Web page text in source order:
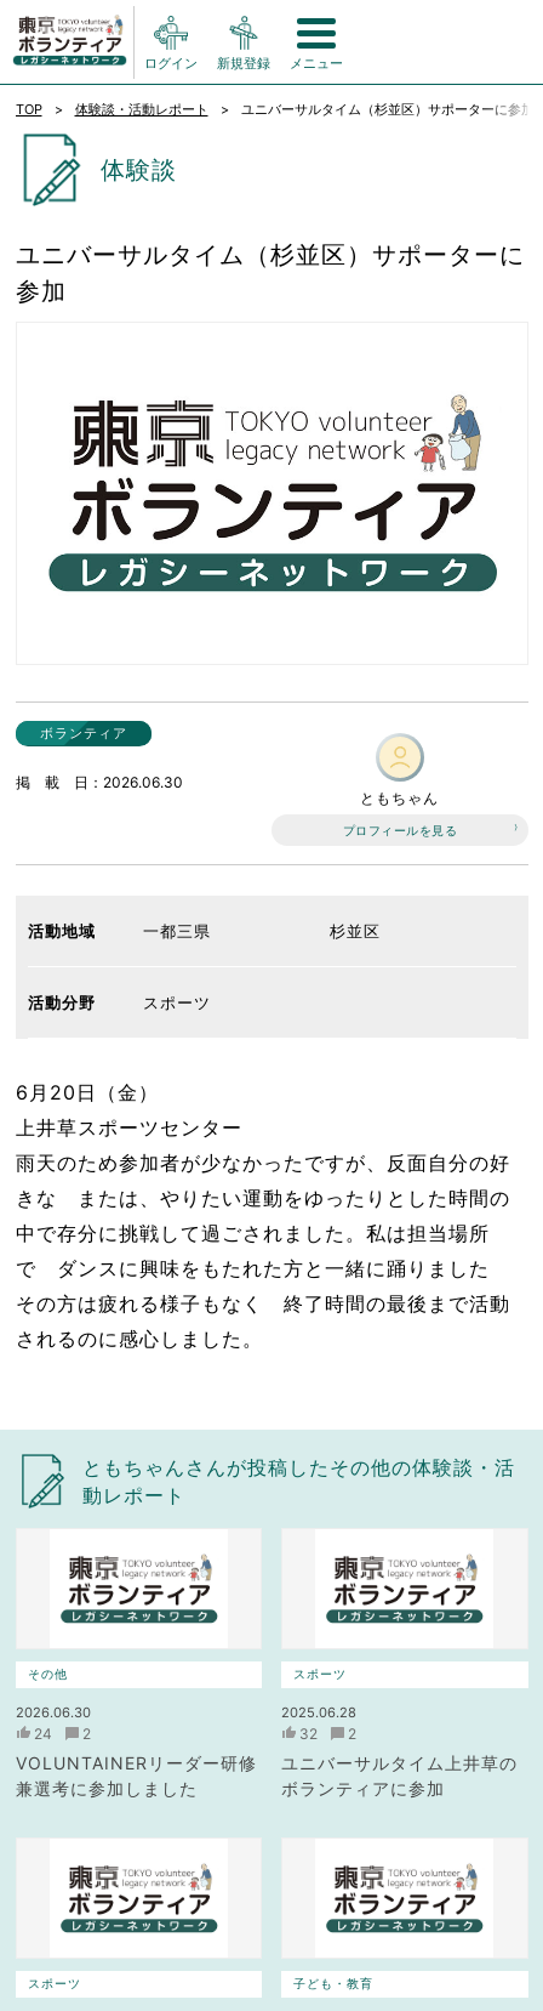
ログイン 新規登録 メニュー
TOP 体験談・活動レポート ユニバーサルタイム（杉並区）サポーターに参加
体験談
ユニバーサルタイム（杉並区）サポーターに
参加
ボランティア
掲載日
2026.06.30
ともちゃん
プロフィールを見る
活動地域 一都三県 杉並区
活動分野 スポーツ
6月20日（金）
上井草スポーツセンター
雨天のため参加者が少なかったですが、反面自分の好
きな または、やりたい運動をゆったりとした時間の
中で存分に挑戦して過ごされました。私は担当場所
で ダンスに興味をもたれた方と一緒に踊りました
その方は疲れる様子もなく 終了時間の最後まで活動
されるのに感心しました。
ともちゃんさんが投稿したその他の体験談・活
動レポート
その他
2026.06.30
24 2
VOLUNTAINERリーダー研修
兼選考に参加しました
スポーツ
2025.06.28
32 2
ユニバーサルタイム上井草の
ボランティアに参加
スポーツ 子ども・教育